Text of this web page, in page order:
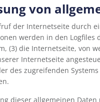
von
der Internetseite durch
werden in den Logfiles
(3) die Internetseite, von
Internetseite
des zugreifenden
dieser allgemeinen